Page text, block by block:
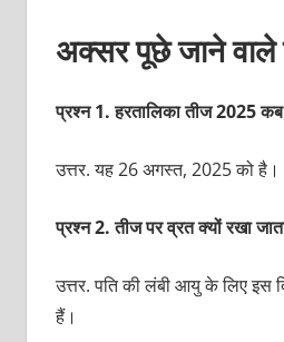
अक्‍सर पूछे जाने वाले
प्रश्‍न 1. हरतालिका तीज 2025
उत्तर. यह 26 अगस्‍त, 2025 को है।
प्रश्‍न 2. तीज पर व्रत क्‍यों रखा
उत्तर. पति की लंबी आयु के लिए इस
हैं।